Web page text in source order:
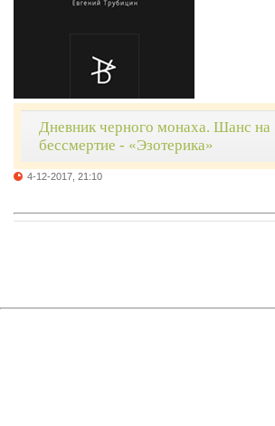
Дневник черного монаха. Шанс на
бессмертие - «Эзотерика»
4-12-2017, 21:10